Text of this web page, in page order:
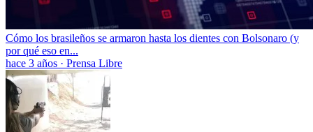
Cómo los brasileños se armaron hasta los dientes con Bolsonaro (y
por qué eso en...
hace 3 años · Prensa Libre